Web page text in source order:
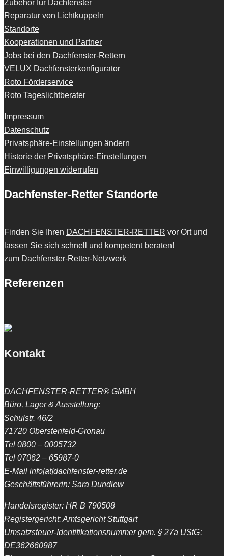
Zubehör für Dachfenster
Reparatur von Lichtkuppeln
Standorte
Kooperationen und Partner
Jobs bei den Dachfenster-Rettern
VELUX Dachfensterkonfigurator
Roto Förderservice
Roto Tageslichtberater
Impressum
Datenschutz
Privatsphäre-Einstellungen ändern
Historie der Privatsphäre-Einstellungen
Einwilligungen widerrufen
Dachfenster-Retter Standorte
Finden Sie Ihren DACHFENSTER-RETTER vor Ort und
lassen Sie sich schnell und kompetent beraten!
zum Dachfenster-Retter-Netzwerk
Referenzen
Kontakt
DACHFENSTER-RETTER® GMBH
Büro, Lager & Ausstellung:
Schulstr. 46/2
71720 Oberstenfeld-Gronau
Tel 0800 – 0005732
Tel 07062 – 65987-0
E-Mail info[at]dachfenster-retter.de
Geschäftsführerin: Sara Dundiew
Handelsregister: HR B 790508
Registergericht: Amtsgericht Stuttgart
Umsatzsteuer-Identifikationsnummer gem. § 27a UStG:
DE362660987